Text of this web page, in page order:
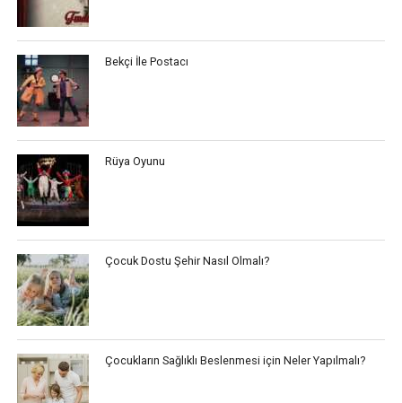
Bekçi İle Postacı
Rüya Oyunu
Çocuk Dostu Şehir Nasıl Olmalı?
Çocukların Sağlıklı Beslenmesi için Neler Yapılmalı?